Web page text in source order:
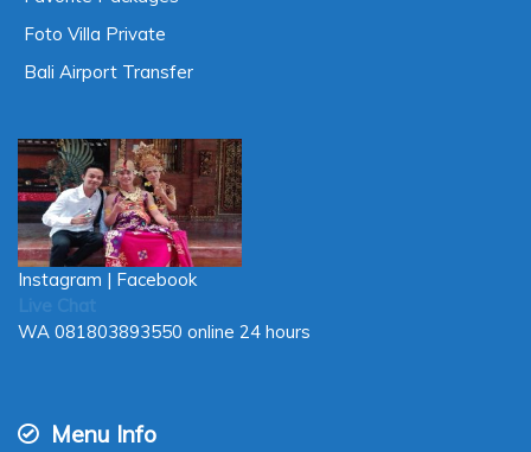
Foto Villa Private
Bali Airport Transfer
Instagram | Facebook
WA 081803893550 online 24 hours
Menu Info